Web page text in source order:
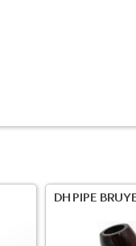
DH PIPE